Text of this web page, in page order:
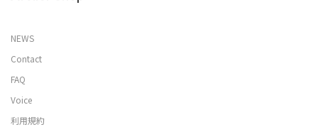
NEWS
Contact
FAQ
Voice
利用規約